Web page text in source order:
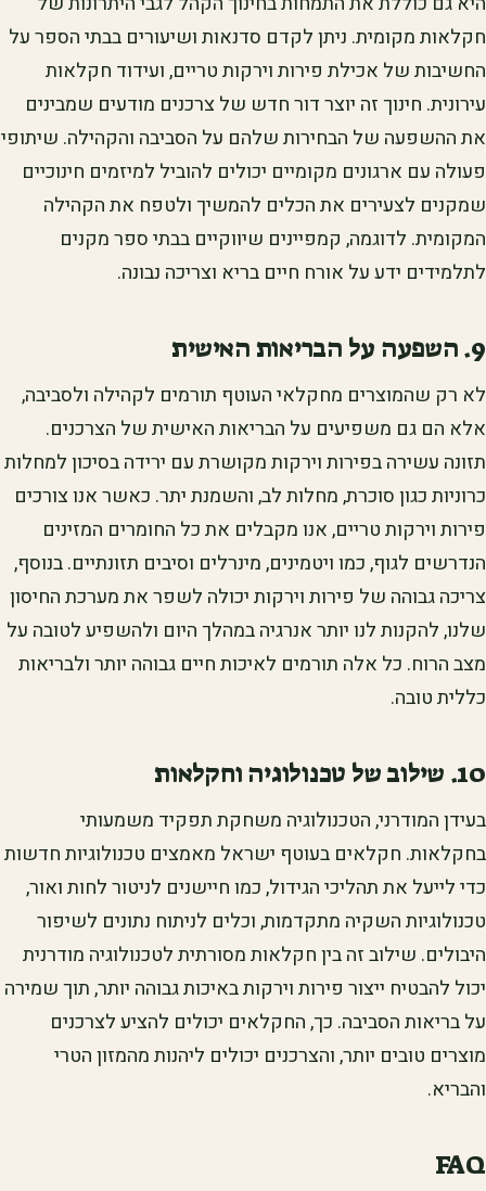
חקלאות מקומית. ניתן לקדם סדנאות ושיעורים בבתי הספר על
החשיבות של אכילת פירות וירקות טריים, ועידוד חקלאות
עירונית. חינוך זה יוצר דור חדש של צרכנים מודעים שמבינים
את ההשפעה של הבחירות שלהם על הסביבה והקהילה. שיתופי
פעולה עם ארגונים מקומיים יכולים להוביל למיזמים חינוכיים
שמקנים לצעירים את הכלים להמשיך ולטפח את הקהילה
המקומית. לדוגמה, קמפיינים שיווקיים בבתי ספר מקנים
לתלמידים ידע על אורח חיים בריא וצריכה נבונה.
9. השפעה על הבריאות האישית
לא רק שהמוצרים מחקלאי העוטף תורמים לקהילה ולסביבה,
אלא הם גם משפיעים על הבריאות האישית של הצרכנים.
תזונה עשירה בפירות וירקות מקושרת עם ירידה בסיכון למחלות
כרוניות כגון סוכרת, מחלות לב, והשמנת יתר. כאשר אנו צורכים
פירות וירקות טריים, אנו מקבלים את כל החומרים המזינים
הנדרשים לגוף, כמו ויטמינים, מינרלים וסיבים תזונתיים. בנוסף,
צריכה גבוהה של פירות וירקות יכולה לשפר את מערכת החיסון
שלנו, להקנות לנו יותר אנרגיה במהלך היום ולהשפיע לטובה על
מצב הרוח. כל אלה תורמים לאיכות חיים גבוהה יותר ולבריאות
כללית טובה.
10. שילוב של טכנולוגיה וחקלאות
בעידן המודרני, הטכנולוגיה משחקת תפקיד משמעותי
בחקלאות. חקלאים בעוטף ישראל מאמצים טכנולוגיות חדשות
כדי לייעל את תהליכי הגידול, כמו חיישנים לניטור לחות ואור,
טכנולוגיות השקיה מתקדמות, וכלים לניתוח נתונים לשיפור
היבולים. שילוב זה בין חקלאות מסורתית לטכנולוגיה מודרנית
יכול להבטיח ייצור פירות וירקות באיכות גבוהה יותר, תוך שמירה
על בריאות הסביבה. כך, החקלאים יכולים להציע לצרכנים
מוצרים טובים יותר, והצרכנים יכולים ליהנות מהמזון הטרי
והבריא.
FAQ